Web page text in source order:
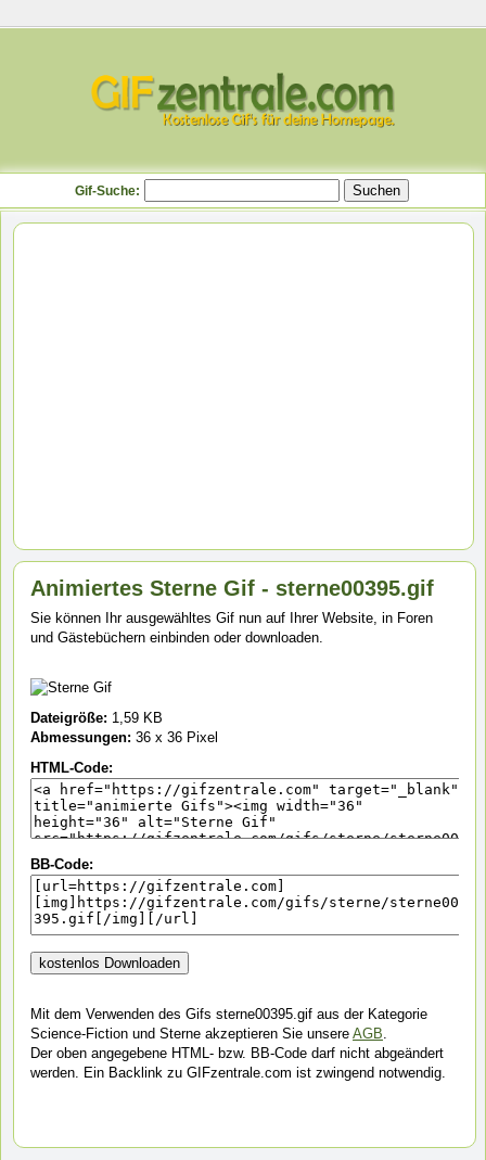
Gif-Suche:
Animiertes Sterne Gif - sterne00395.gif
Sie können Ihr ausgewähltes Gif nun auf Ihrer Website, in Foren
und Gästebüchern einbinden oder downloaden.
Dateigröße: 1,59 KB
Abmessungen: 36 x 36 Pixel
HTML-Code:
BB-Code:
Mit dem Verwenden des Gifs sterne00395.gif aus der Kategorie
Science-Fiction und Sterne akzeptieren Sie unsere AGB.
Der oben angegebene HTML- bzw. BB-Code darf nicht abgeändert
werden. Ein Backlink zu GIFzentrale.com ist zwingend notwendig.